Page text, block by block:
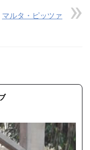
マルタ・ピッツァ